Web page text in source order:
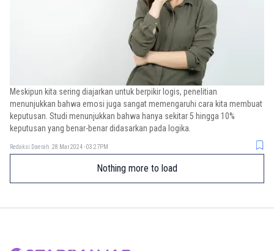
Meskipun kita sering diajarkan untuk berpikir logis, penelitian
menunjukkan bahwa emosi juga sangat memengaruhi cara kita membuat
keputusan. Studi menunjukkan bahwa hanya sekitar 5 hingga 10%
keputusan yang benar-benar didasarkan pada logika.
Redaksi Daerah 28 Mar 2024 - 03:27PM
Nothing more to load